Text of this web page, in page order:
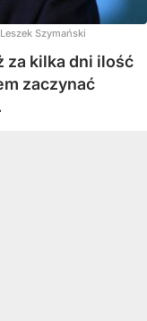
Leszek Szymański
za kilka dni ilość
zaczynać